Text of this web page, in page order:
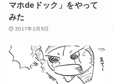
マホdeドック」をやって
みた
2017年2月5日